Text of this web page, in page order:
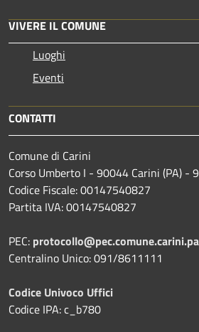
VIVERE IL COMUNE
Luoghi
Eventi
CONTATTI
Comune di Carini
Corso Umberto I - 90044 Carini (PA) -
Codice Fiscale: 00147540827
Partita IVA: 00147540827
PEC:
Centralino Unico: 091/8611111
Codice Univoco Uffici
Codice IPA: c_b780